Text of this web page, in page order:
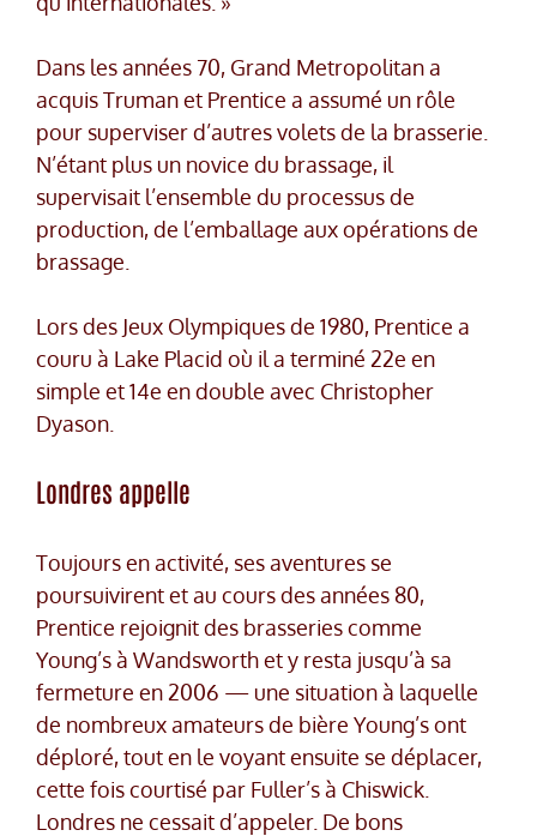
Dans les années 70, Grand Metropolitan a
acquis Truman et Prentice a assumé un rôle
pour superviser d’autres volets de la brasserie.
N’étant plus un novice du brassage, il
supervisait l’ensemble du processus de
production, de l’emballage aux opérations de
brassage.
Lors des Jeux Olympiques de 1980, Prentice a
couru à Lake Placid où il a terminé 22e en
simple et 14e en double avec Christopher
Dyason.
Londres appelle
Toujours en activité, ses aventures se
poursuivirent et au cours des années 80,
Prentice rejoignit des brasseries comme
Young’s à Wandsworth et y resta jusqu’à sa
fermeture en 2006 — une situation à laquelle
de nombreux amateurs de bière Young’s ont
déploré, tout en le voyant ensuite se déplacer,
cette fois courtisé par Fuller’s à Chiswick.
Londres ne cessait d’appeler. De bons